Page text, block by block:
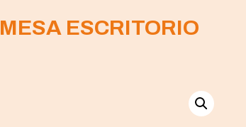
MESA ESCRITORIO